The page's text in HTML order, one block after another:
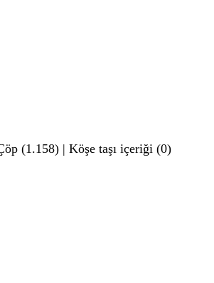
(1.158) | Köşe taşı içeriği (0)